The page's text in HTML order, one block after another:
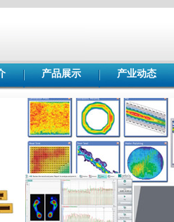
产品展示 产业动态